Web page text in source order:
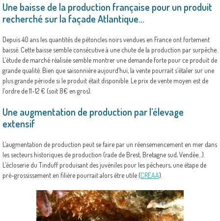
Une baisse de la production française pour un produit
recherché sur la façade Atlantique…
Depuis 40 ans les quantités de pétoncles noirs vendues en France ont fortement
baissé. Cette baisse semble consécutive à une chute de la production par surpêche.
L’étude de marché réalisée semble montrer une demande forte pour ce produit de
grande qualité. Bien que saisonnière aujourd’hui, la vente pourrait s’étaler sur une
plus grande période si le produit était disponible. Le prix de vente moyen est de
l’ordre de 11-12 € (soit 8€ en gros).
Une augmentation de production par l’élevage
extensif
L’augmentation de production peut se faire par un réensemencement en mer dans
les secteurs historiques de production (rade de Brest, Bretagne sud, Vendée…).
L’écloserie du Tinduff produisant des juvéniles pour les pêcheurs, une étape de
pré-grossissement en filière pourrait alors être utile (CREAA).